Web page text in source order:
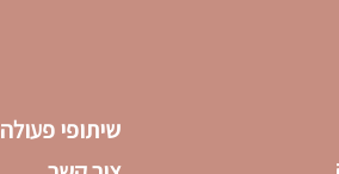
שיתופי פעולה